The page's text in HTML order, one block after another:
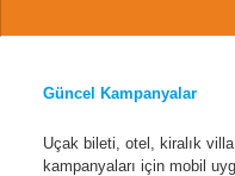
Güncel Kampanyalar
Uçak bileti, otel, kiralık
kampanyaları için mobil